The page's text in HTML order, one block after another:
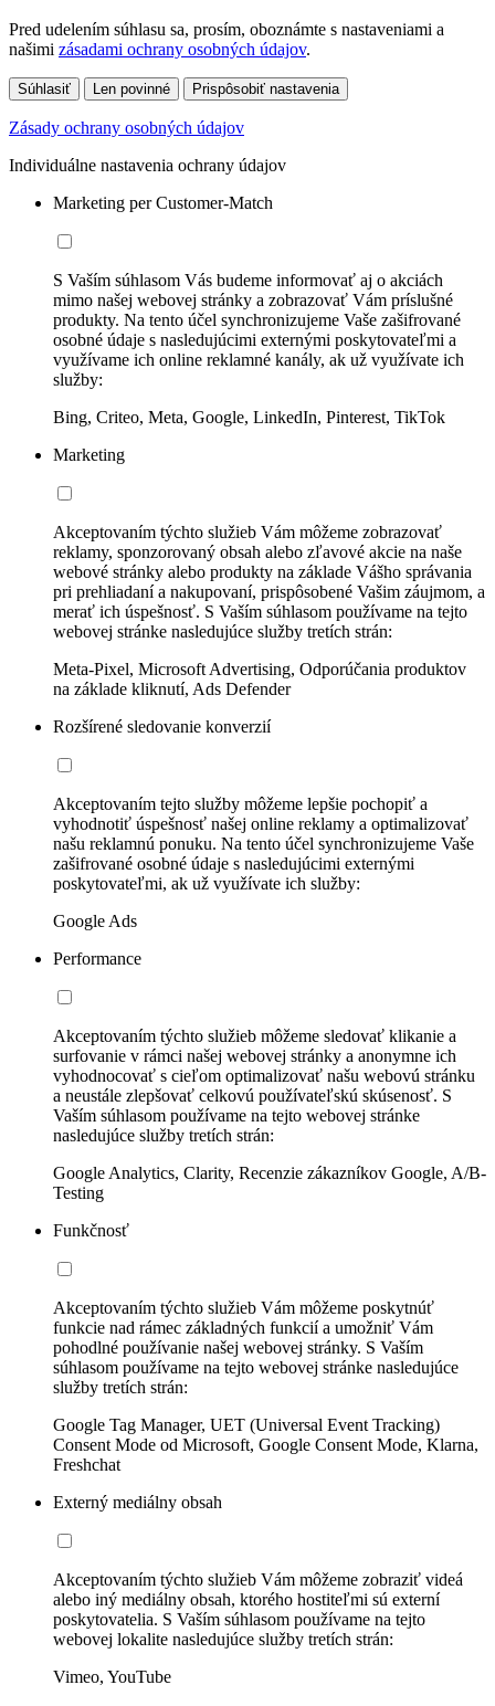
Pred udelením súhlasu sa, prosím, oboznámte s nastaveniami a
našimi zásadami ochrany osobných údajov.
Súhlasiť Len povinné Prispôsobiť nastavenia
Zásady ochrany osobných údajov
Individuálne nastavenia ochrany údajov
Marketing per Customer-Match
S Vaším súhlasom Vás budeme informovať aj o akciách
mimo našej webovej stránky a zobrazovať Vám príslušné
produkty. Na tento účel synchronizujeme Vaše zašifrované
osobné údaje s nasledujúcimi externými poskytovateľmi a
využívame ich online reklamné kanály, ak už využívate ich
služby:
Bing, Criteo, Meta, Google, LinkedIn, Pinterest, TikTok
Marketing
Akceptovaním týchto služieb Vám môžeme zobrazovať
reklamy, sponzorovaný obsah alebo zľavové akcie na naše
webové stránky alebo produkty na základe Vášho správania
pri prehliadaní a nakupovaní, prispôsobené Vašim záujmom, a
merať ich úspešnosť. S Vaším súhlasom používame na tejto
webovej stránke nasledujúce služby tretích strán:
Meta-Pixel, Microsoft Advertising, Odporúčania produktov
na základe kliknutí, Ads Defender
Rozšírené sledovanie konverzií
Akceptovaním tejto služby môžeme lepšie pochopiť a
vyhodnotiť úspešnosť našej online reklamy a optimalizovať
našu reklamnú ponuku. Na tento účel synchronizujeme Vaše
zašifrované osobné údaje s nasledujúcimi externými
poskytovateľmi, ak už využívate ich služby:
Google Ads
Performance
Akceptovaním týchto služieb môžeme sledovať klikanie a
surfovanie v rámci našej webovej stránky a anonymne ich
vyhodnocovať s cieľom optimalizovať našu webovú stránku
a neustále zlepšovať celkovú používateľskú skúsenosť. S
Vaším súhlasom používame na tejto webovej stránke
nasledujúce služby tretích strán:
Google Analytics, Clarity, Recenzie zákazníkov Google, A/B-
Testing
Funkčnosť
Akceptovaním týchto služieb Vám môžeme poskytnúť
funkcie nad rámec základných funkcií a umožniť Vám
pohodlné používanie našej webovej stránky. S Vaším
súhlasom používame na tejto webovej stránke nasledujúce
služby tretích strán:
Google Tag Manager, UET (Universal Event Tracking)
Consent Mode od Microsoft, Google Consent Mode, Klarna,
Freshchat
Externý mediálny obsah
Akceptovaním týchto služieb Vám môžeme zobraziť videá
alebo iný mediálny obsah, ktorého hostiteľmi sú externí
poskytovatelia. S Vaším súhlasom používame na tejto
webovej lokalite nasledujúce služby tretích strán:
Vimeo, YouTube